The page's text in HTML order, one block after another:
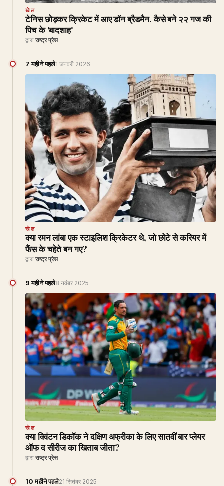
खेल
टेनिस छोड़कर क्रिकेट में आए डॉन ब्रैडमैन, कैसे बने २२ गज की
पिच के 'बादशाह'
द्वारा राष्ट्र प्रेस
7 महीने पहले1 जनवरी 2026
खेल
क्या रमन लांबा एक स्टाइलिश क्रिकेटर थे, जो छोटे से करियर में
फैंस के चहेते बन गए?
द्वारा राष्ट्र प्रेस
9 महीने पहले8 नवंबर 2025
खेल
क्या क्विंटन डिकॉक ने दक्षिण अफ्रीका के लिए सातवीं बार प्लेयर
ऑफ द सीरीज का खिताब जीता?
द्वारा राष्ट्र प्रेस
10 महीने पहले21 सितंबर 2025